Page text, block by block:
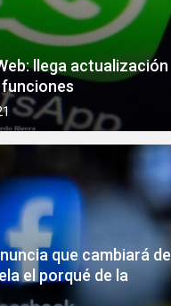
llega actualización
que cambiará de
el porqué de la